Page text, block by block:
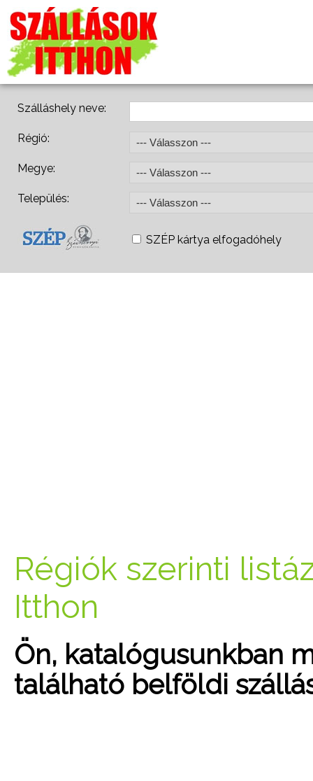
Szálláshely neve:
Régió:
Megye:
Település:
SZÉP kártya elfogadóhely
Régiók szerinti
Itthon
Ön, katalógusunkban
található belföldi